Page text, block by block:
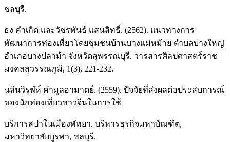
ชลบุรี.
ธง คำเกิด และวัชรพันธ์ แสนสิทธิ์. (2562). แนวทางการ
พัฒนาการท่องเที่ยวโดยชุมชนบ้านบางแม่หม้าย ตำบลบางใหญ่
อำเภอบางปลาม้า จังหวัดสุพรรณบุรี. วารสารศิลปศาสตร์ราช
มงคลสุวรรณภูมิ, 1(3), 221-232.
นลินวิรุฬห์ คำมูลอามาตย์. (2559). ปัจจัยที่ส่งผลต่อประสบการณ์
ของนักท่องเที่ยวชาวจีนในการใช้
บริการสปาในเมืองพัทยา. บริหารธุรกิจมหาบัณฑิต,
มหาวิทยาลัยบูรพา, ชลบุรี.